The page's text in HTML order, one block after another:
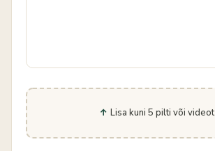
Lisa kuni 5 pilti või videot